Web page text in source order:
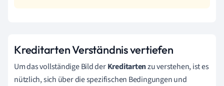
Kreditarten Verständnis vertiefen
Um das vollständige Bild derKreditartenzu verstehen, ist es
nützlich, sich über die spezifischen Bedingungen und